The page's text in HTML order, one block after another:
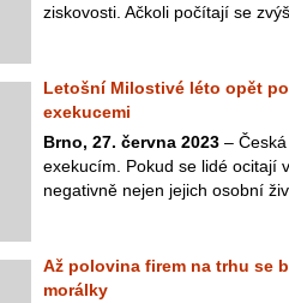
ziskovosti. Ačkoli počítají se
Letošní Milostivé léto opět
exekucemi
Brno, 27. června 2023 –
exekucím. Pokud se lidé ocitají
negativně nejen jejich osobní
Až polovina firem na trhu se
morálky